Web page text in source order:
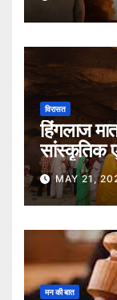
विरासत
हिंगलाज
सांस्कृतिक
MAY 21,
मन की बात